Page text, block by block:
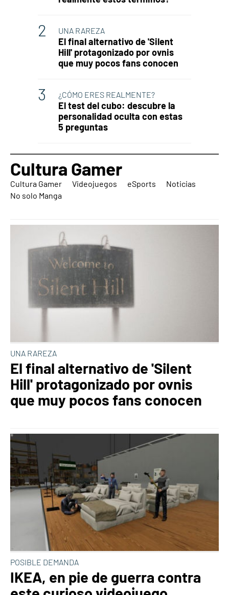
UNA RAREZA
El final alternativo de 'Silent
Hill' protagonizado por ovnis
que muy pocos fans conocen
¿CÓMO ERES REALMENTE?
El test del cubo: descubre la
personalidad oculta con estas
5 preguntas
Cultura Gamer
Cultura Gamer Videojuegos eSports
Noticias
No solo Manga
UNA RAREZA
El final alternativo de 'Silent
Hill' protagonizado por ovnis
que muy pocos fans conocen
POSIBLE DEMANDA
IKEA, en pie de guerra contra